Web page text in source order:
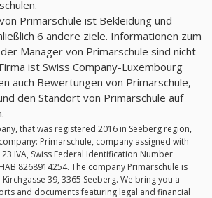
Primarschule ist Bekleidung und
6 andere ziele. Informationen zum
Manager von Primarschule sind nicht
ist Swiss Company-Luxembourg
auch Bewertungen von Primarschule,
den Standort von Primarschule auf
that was registered 2016 in Seeberg region,
Primarschule, company assigned with
IVA, Swiss Federal Identification Number
8268914254. The company Primarschule is
39, 3365 Seeberg. We bring you a
and documents featuring legal and financial